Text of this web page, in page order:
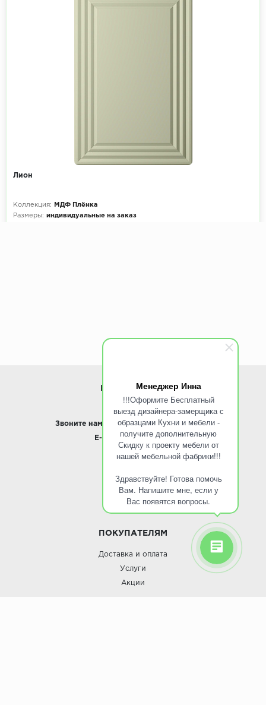
Менеджер Инна
!!!Оформите Бесплатный
выезд дизайнера-замерщика с
образцами Кухни и мебели -
получите дополнительную
Скидку к проекту мебели от
нашей мебельной фабрики!!!
Здравствуйте! Готова помочь
Вам. Напишите мне, если у
Вас появятся вопросы.
Лион
Коллекция:
МДФ Плёнка
Размеры: индивидуальные на заказ
ИНФОРМАЦИЯ
www.ROINST.ru
Звоните нам: 8 495 797-10-50 / Whatsapp
E-mail: info@roinst.ru
О КОМПАНИИ
О компании
ПОКУПАТЕЛЯМ
Доставка и оплата
Услуги
Акции